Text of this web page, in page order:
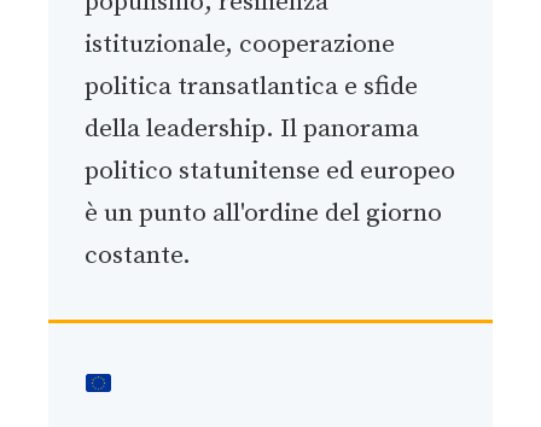
istituzionale, cooperazione
politica transatlantica e sfide
della leadership. Il panorama
politico statunitense ed europeo
è un punto all'ordine del giorno
costante.